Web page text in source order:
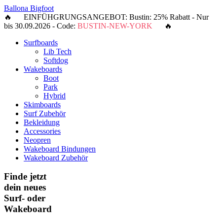
Ballona Bigfoot
🔥 EINFÜHGRUNGSANGEBOT: Bustin: 25% Rabatt - Nur
bis 30.09.2026 - Code: BUSTIN-NEW-YORK 🔥
Surfboards
Lib Tech
Softdog
Wakeboards
Boot
Park
Hybrid
Skimboards
Surf Zubehör
Bekleidung
Accessories
Neopren
Wakeboard Bindungen
Wakeboard Zubehör
Finde jetzt
dein neues
Surf- oder
Wakeboard